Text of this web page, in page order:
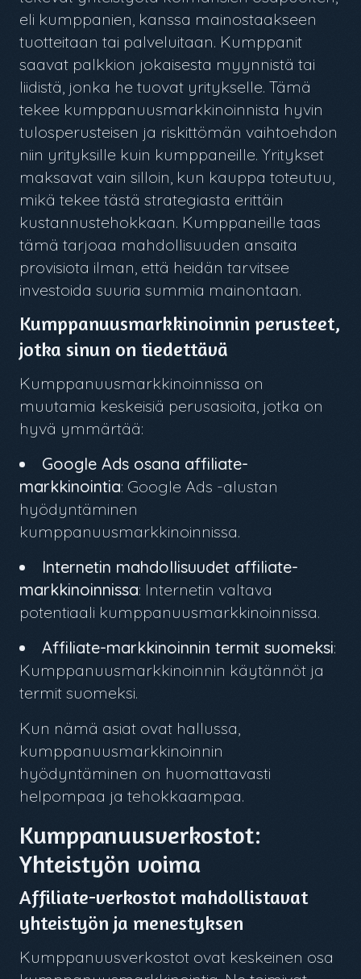
eli kumppanien, kanssa mainostaakseen
tuotteitaan tai palveluitaan. Kumppanit
saavat palkkion jokaisesta myynnistä tai
liidistä, jonka he tuovat yritykselle. Tämä
tekee kumppanuusmarkkinoinnista hyvin
tulosperusteisen ja riskittömän vaihtoehdon
niin yrityksille kuin kumppaneille. Yritykset
maksavat vain silloin, kun kauppa toteutuu,
mikä tekee tästä strategiasta erittäin
kustannustehokkaan. Kumppaneille taas
tämä tarjoaa mahdollisuuden ansaita
provisiota ilman, että heidän tarvitsee
investoida suuria summia mainontaan.
Kumppanuusmarkkinoinnin perusteet,
jotka sinun on tiedettävä
Kumppanuusmarkkinoinnissa on
muutamia keskeisiä perusasioita, jotka on
hyvä ymmärtää:
Google Ads osana affiliate-
markkinointia: Google Ads -alustan
hyödyntäminen
kumppanuusmarkkinoinnissa.
Internetin mahdollisuudet affiliate-
markkinoinnissa: Internetin valtava
potentiaali kumppanuusmarkkinoinnissa.
Affiliate-markkinoinnin termit suomeksi:
Kumppanuusmarkkinoinnin käytännöt ja
termit suomeksi.
Kun nämä asiat ovat hallussa,
kumppanuusmarkkinoinnin
hyödyntäminen on huomattavasti
helpompaa ja tehokkaampaa.
Kumppanuusverkostot:
Yhteistyön voima
Affiliate-verkostot mahdollistavat
yhteistyön ja menestyksen
Kumppanuusverkostot ovat keskeinen osa